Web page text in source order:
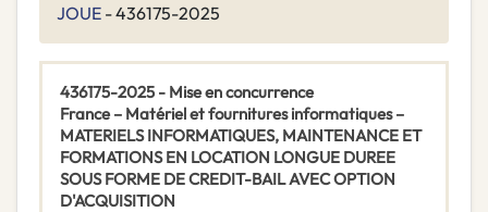
JOUE - 436175-2025
436175-2025 - Mise en concurrence
France – Matériel et fournitures informatiques –
MATERIELS INFORMATIQUES, MAINTENANCE ET
FORMATIONS EN LOCATION LONGUE DUREE
SOUS FORME DE CREDIT-BAIL AVEC OPTION
D'ACQUISITION